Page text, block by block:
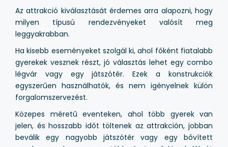
Az attrakció kiválasztását érdemes arra alapozni, hogy
milyen típusú rendezvényeket valósít meg
leggyakrabban.
Ha kisebb eseményeket szolgál ki, ahol főként fiatalabb
gyerekek vesznek részt, jó választás lehet egy combo
légvár vagy egy játszótér. Ezek a konstrukciók
egyszerűen használhatók, és nem igényelnek külön
forgalomszervezést.
Közepes méretű eventeken, ahol több gyerek van
jelen, és hosszabb időt töltenek az attrakción, jobban
beválik egy nagyobb játszótér vagy egy bővített